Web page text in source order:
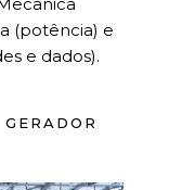
(potência) e
e dados).